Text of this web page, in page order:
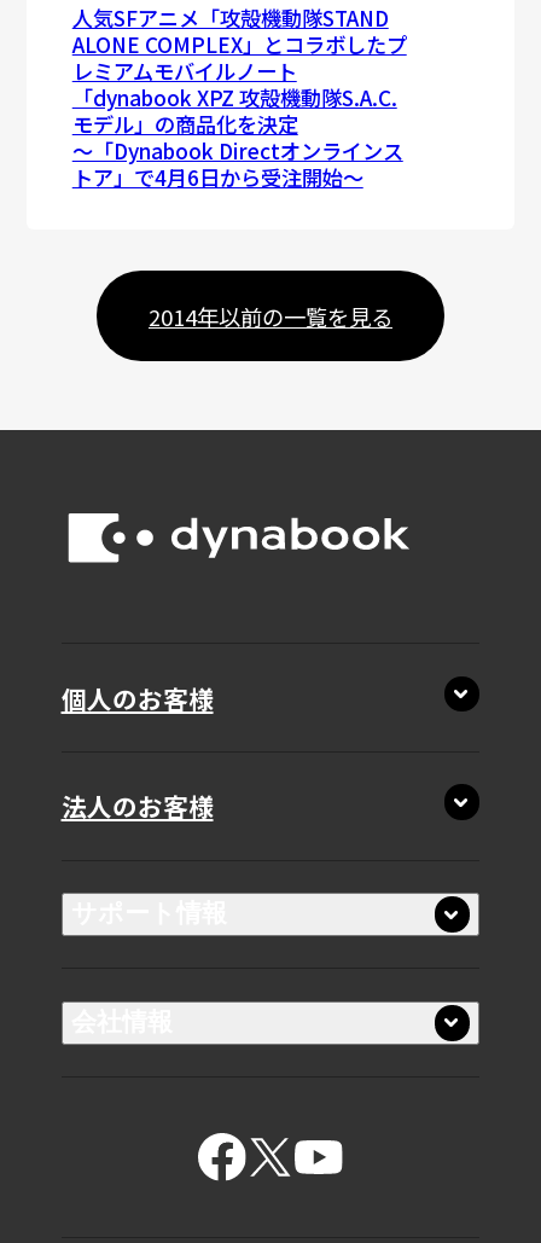
人気SFアニメ「攻殻機動隊STAND
ALONE COMPLEX」とコラボしたプ
レミアムモバイルノート
「dynabook XPZ 攻殻機動隊S.A.C.
モデル」の商品化を決定
～「Dynabook Directオンラインス
トア」で4月6日から受注開始～
2014年以前の一覧を見る
個人のお客様
16.0型 T9・ T7・T6・T5
法人のお客様